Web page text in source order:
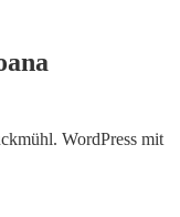
WordPress mit